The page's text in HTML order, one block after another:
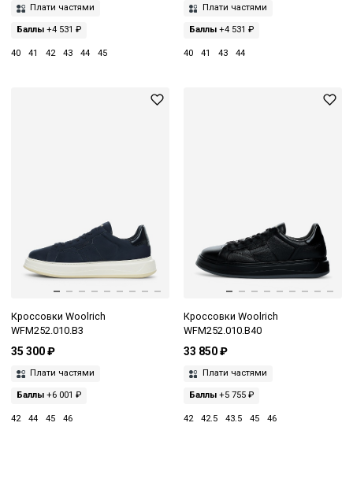
Плати частями
Баллы +4 531 ₽
40 41 42 43 44 45
Плати частями
Баллы+4 531 ₽
40 41 43 44
Кроссовки Woolrich
WFM252.010.B3
35 300 ₽
Плати частями
Баллы +6 001 ₽
42 44 45 46
Кроссовки Woolrich
WFM252.010.B40
33 850 ₽
Плати частями
Баллы+5 755 ₽
42 42.5 43.5 45 46